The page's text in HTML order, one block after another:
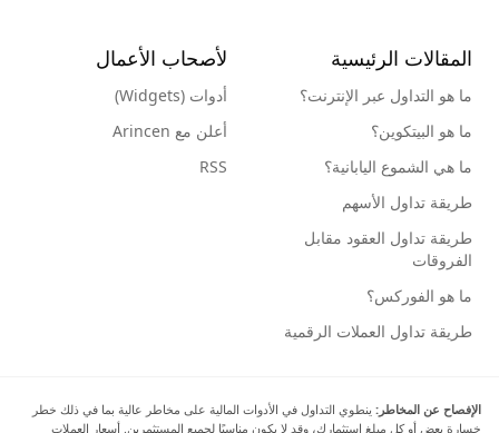
المقالات الرئيسية
ما هو التداول عبر الإنترنت؟
ما هو البيتكوين؟
ما هي الشموع اليابانية؟
طريقة تداول الأسهم
طريقة تداول العقود مقابل
الفروقات
ما هو الفوركس؟
طريقة تداول العملات الرقمية
لأصحاب الأعمال
أدوات (Widgets)
أعلن مع Arincen
RSS
الإفصاح عن المخاطر: ينطوي التداول في الأدوات المالية على مخاطر عالية بما في ذلك خطر
خسارة بعض أو كل مبلغ استثمارك، وقد لا يكون مناسبًا لجميع المستثمرين. أسعار العملات